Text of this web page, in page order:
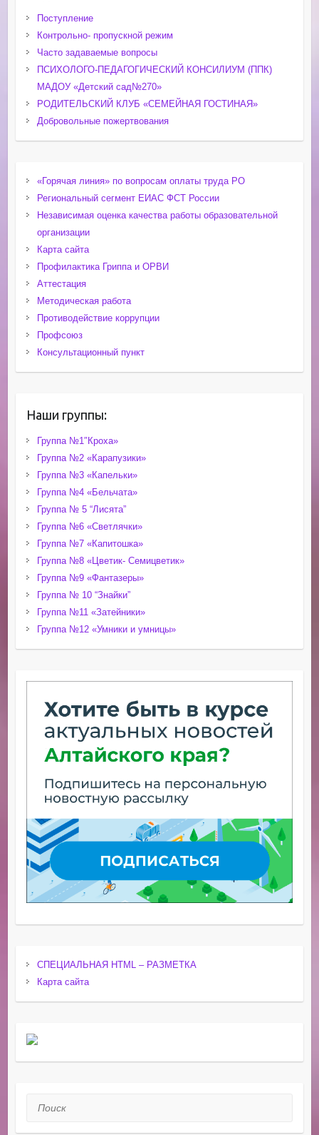
Поступление
Контрольно- пропускной режим
Часто задаваемые вопросы
ПСИХОЛОГО-ПЕДАГОГИЧЕСКИЙ КОНСИЛИУМ (ППК)
МАДОУ «Детский сад№270»
РОДИТЕЛЬСКИЙ КЛУБ «СЕМЕЙНАЯ ГОСТИНАЯ»
Добровольные пожертвования
«Горячая линия» по вопросам оплаты труда РО
Региональный сегмент ЕИАС ФСТ России
Независимая оценка качества работы образовательной
организации
Карта сайта
Профилактика Гриппа и ОРВИ
Аттестация
Методическая работа
Противодействие коррупции
Профсоюз
Консультационный пункт
Наши группы:
Группа №1″Кроха»
Группа №2 «Карапузики»
Группа №3 «Капельки»
Группа №4 «Бельчата»
Группа № 5 “Лисята”
Группа №6 «Светлячки»
Группа №7 «Капитошка»
Группа №8 «Цветик- Семицветик»
Группа №9 «Фантазеры»
Группа № 10 “Знайки”
Группа №11 «Затейники»
Группа №12 «Умники и умницы»
СПЕЦИАЛЬНАЯ HTML – РАЗМЕТКА
Карта сайта
Поиск